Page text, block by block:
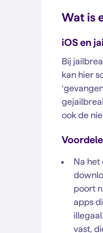
Wat is
iOS en
Bij
kan hier
ook de
Na het
poort
apps
vast,